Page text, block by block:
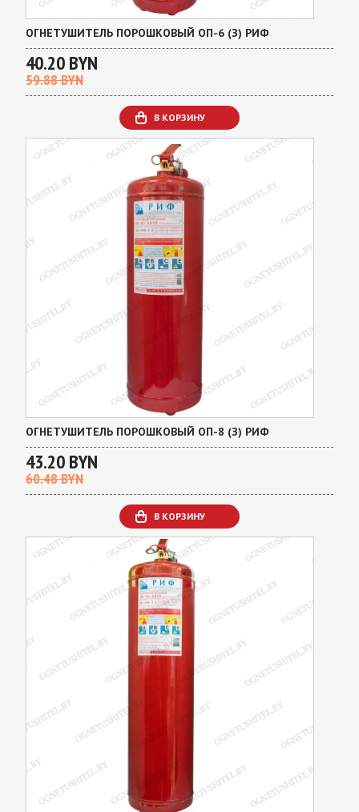
ОГНЕТУШИТЕЛЬ ПОРОШКОВЫЙ ОП-6 (З) РИФ
40.20 BYN
59.88 BYN
В КОРЗИНУ
ОГНЕТУШИТЕЛЬ ПОРОШКОВЫЙ ОП-8 (З) РИФ
43.20 BYN
60.48 BYN
В КОРЗИНУ